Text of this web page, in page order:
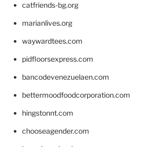
catfriends-bg.org
marianlives.org
waywardtees.com
pidfloorsexpress.com
bancodevenezuelaen.com
bettermoodfoodcorporation.com
hingstonnt.com
chooseagender.com